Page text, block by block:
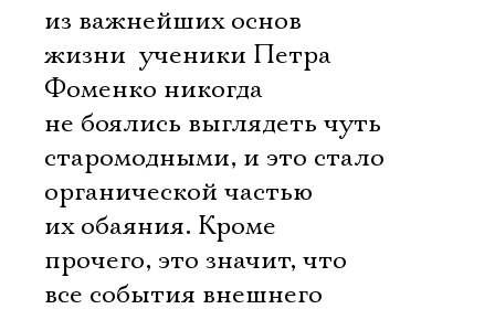
из важнейших основ
жизни  ученики Петра
Фоменко никогда
не боялись выглядеть чуть
старомодными, и это стало
органической частью
их обаяния. Кроме
прочего, это значит, что
все события внешнего